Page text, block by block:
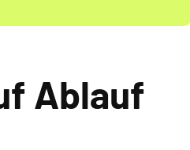
Ablauf